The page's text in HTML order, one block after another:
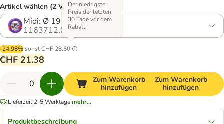
Artikel wählen (2 Varianten)
Midi: Ø 19 cm
1163712.0
-24.98%sonstCHF 28.50
Der niedrigste
Preis der letzten
30 Tage vor dem
Rabatt
CHF 21.38
Zum Warenkorb
hinzufügen
Zum Warenkorb
hinzufügen
Lieferzeit 2-5 Werktagemehr...
Produktbeschreibung